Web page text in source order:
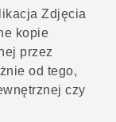
Zdjęcia
kopie
przez
od tego,
czy